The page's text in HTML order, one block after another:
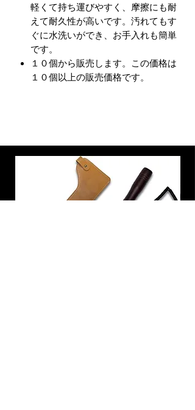
軽くて持ち運びやすく、摩擦にも耐
えて耐久性が高いです。汚れてもす
ぐに水洗いができ、お手入れも簡単
です。
１０個から販売します。この価格は
１０個以上の販売価格です。